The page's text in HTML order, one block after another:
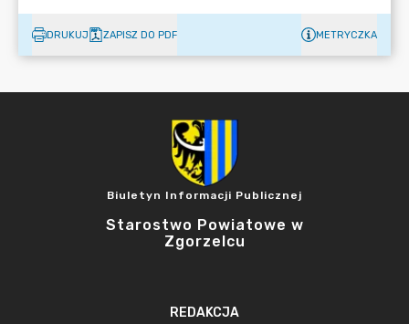
DRUKUJ ZAPISZ DO PDF METRYCZKA
Biuletyn Informacji Publicznej
Starostwo Powiatowe w
Zgorzelcu
REDAKCJA